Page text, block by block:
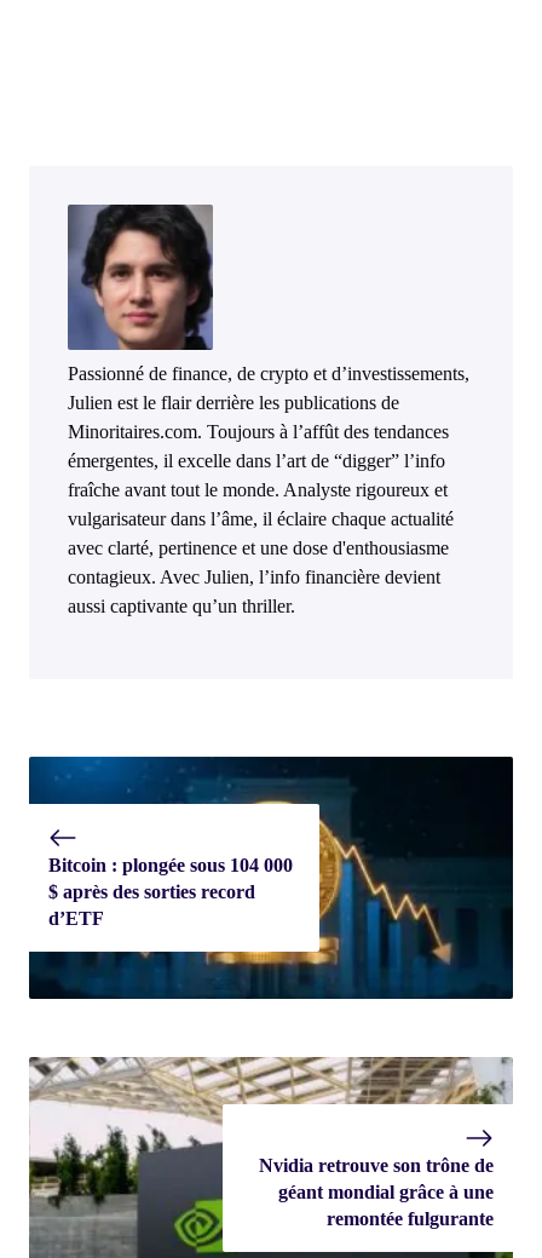
Passionné de finance, de crypto et d’investissements,
Julien est le flair derrière les publications de
Minoritaires.com. Toujours à l’affût des tendances
émergentes, il excelle dans l’art de “digger” l’info
fraîche avant tout le monde. Analyste rigoureux et
vulgarisateur dans l’âme, il éclaire chaque actualité
avec clarté, pertinence et une dose d'enthousiasme
contagieux. Avec Julien, l’info financière devient
aussi captivante qu’un thriller.
Bitcoin : plongée sous 104 000
$ après des sorties record
d’ETF
Nvidia retrouve son trône de
géant mondial grâce à une
remontée fulgurante